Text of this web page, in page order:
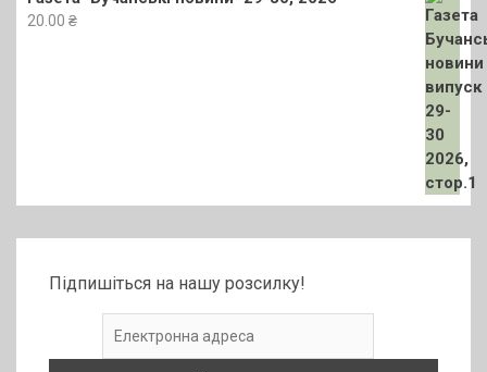
20.00 ₴
Підпишіться на нашу розсилку!